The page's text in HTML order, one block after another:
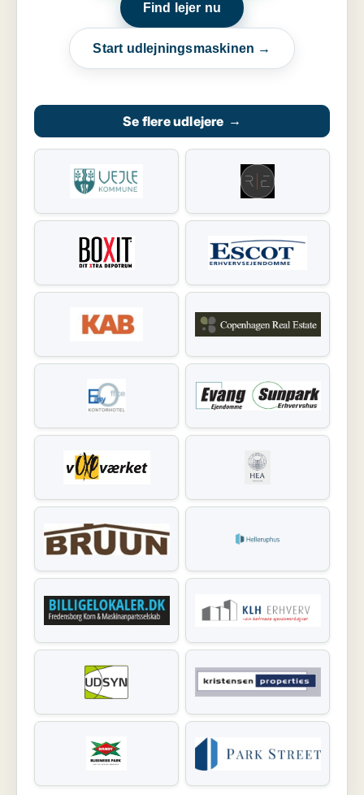
Find lejer nu
Start udlejningsmaskinen →
Se flere udlejere →